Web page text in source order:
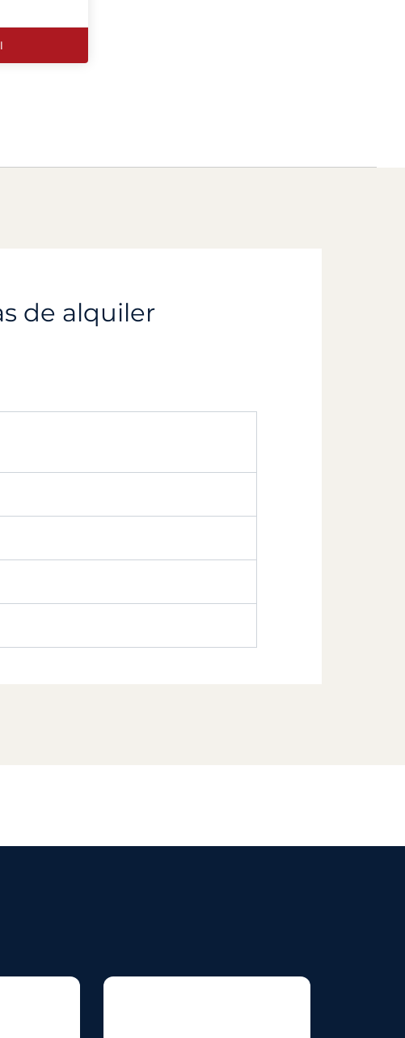
de alquiler